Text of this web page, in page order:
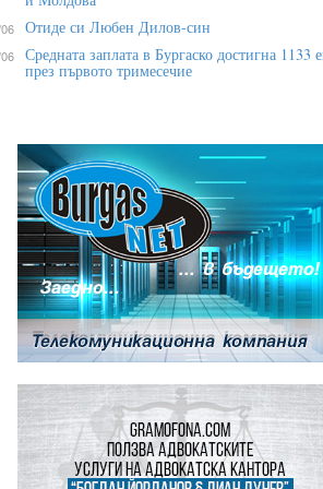
Отиде си Любен Дилов-син
Средната заплата в Бургаско достигна 1133
през първото тримесечие